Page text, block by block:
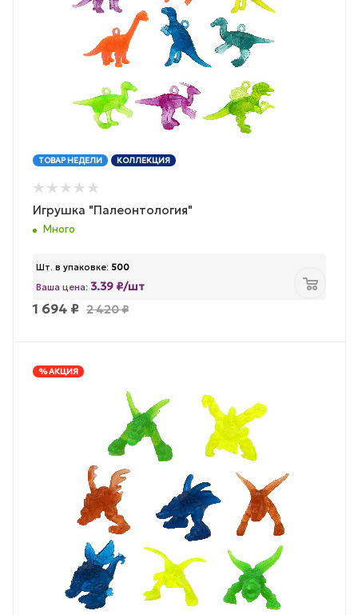
ТОВАР НЕДЕЛИ КОЛЛЕКЦИЯ
Игрушка "Палеонтология"
Много
Шт. в упаковке: 500
Ваша цена: 3.39 ₽/шт
1 694 ₽ 2 420₽
% АКЦИЯ